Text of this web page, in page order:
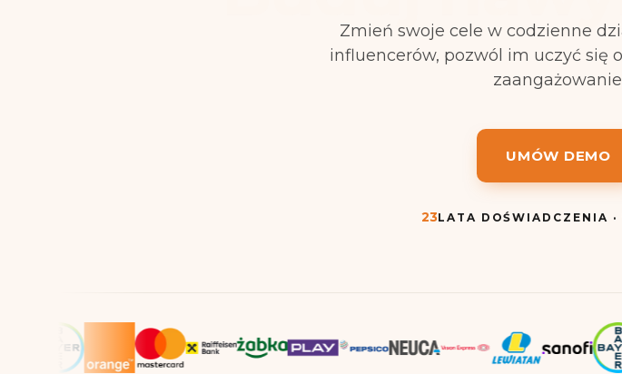
Zmień swoje cele w codzienne
influencerów, pozwól im uczyć się
UMÓW DEMO
23LATA DOŚWIADCZENIA